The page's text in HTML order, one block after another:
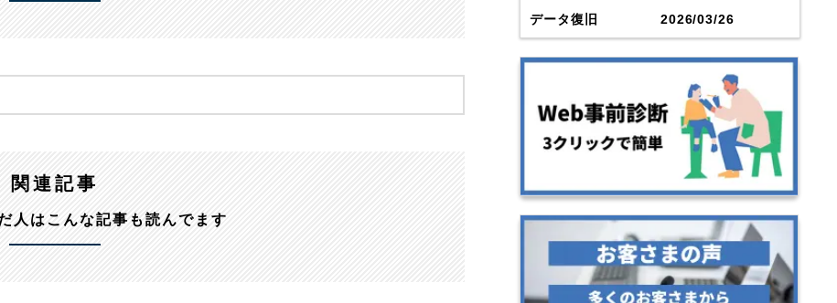
関連記事
人はこんな記事も読んでます
データ復旧 2026/03/26